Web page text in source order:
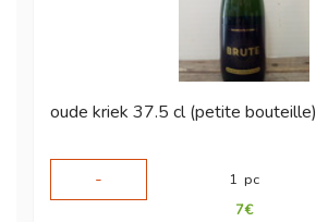
oude kriek 37.5 cl (petite bouteille)
-
1 pc
7€